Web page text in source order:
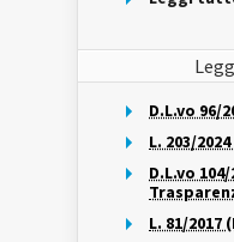
D.L.vo 96/
L. 203/
D.L.vo
L. 81/2017